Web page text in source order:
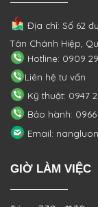
Địa chỉ: Số 62
Tân Chánh Hiệp,
Hotline: 0909
Liên hệ tư vấn
Kỹ thuật: 0947
Bảo hành: 0966
Email:
GIỜ LÀM VIỆC